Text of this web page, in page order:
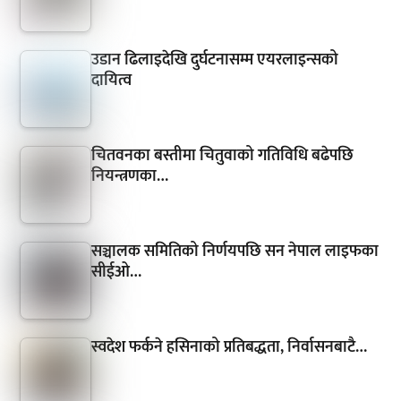
उडान ढिलाइदेखि दुर्घटनासम्म एयरलाइन्सको
दायित्व
चितवनका बस्तीमा चितुवाको गतिविधि बढेपछि
नियन्त्रणका…
सञ्चालक समितिको निर्णयपछि सन नेपाल लाइफका
सीईओ…
स्वदेश फर्कने हसिनाको प्रतिबद्धता, निर्वासनबाटै…